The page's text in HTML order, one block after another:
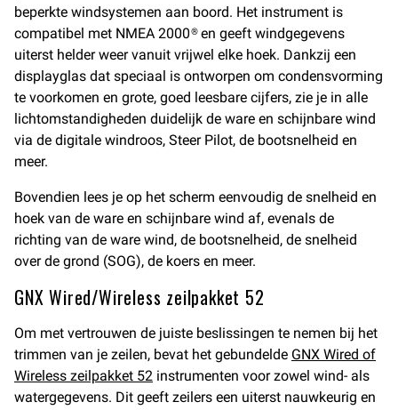
beperkte windsystemen aan boord. Het instrument is
compatibel met NMEA 2000® en geeft windgegevens
uiterst helder weer vanuit vrijwel elke hoek. Dankzij een
displayglas dat speciaal is ontworpen om condensvorming
te voorkomen en grote, goed leesbare cijfers, zie je in alle
lichtomstandigheden duidelijk de ware en schijnbare wind
via de digitale windroos, Steer Pilot, de bootsnelheid en
meer.
Bovendien lees je op het scherm eenvoudig de snelheid en
hoek van de ware en schijnbare wind af, evenals de
richting van de ware wind, de bootsnelheid, de snelheid
over de grond (SOG), de koers en meer.
GNX Wired/Wireless zeilpakket 52
Om met vertrouwen de juiste beslissingen te nemen bij het
trimmen van je zeilen, bevat het gebundelde GNX Wired of
Wireless zeilpakket 52 instrumenten voor zowel wind- als
watergegevens. Dit geeft zeilers een uiterst nauwkeurig en